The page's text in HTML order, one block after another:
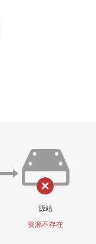
源站
资源不存在